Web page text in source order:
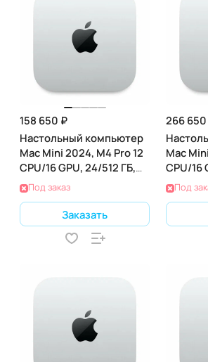
158 650 ₽
Настольный компьютер
Mac Mini 2024, M4 Pro 12
CPU/16 GPU, 24/512 ГБ,
(MCX44)
Под заказ
Заказать
266
Mac
CPU/16
Под